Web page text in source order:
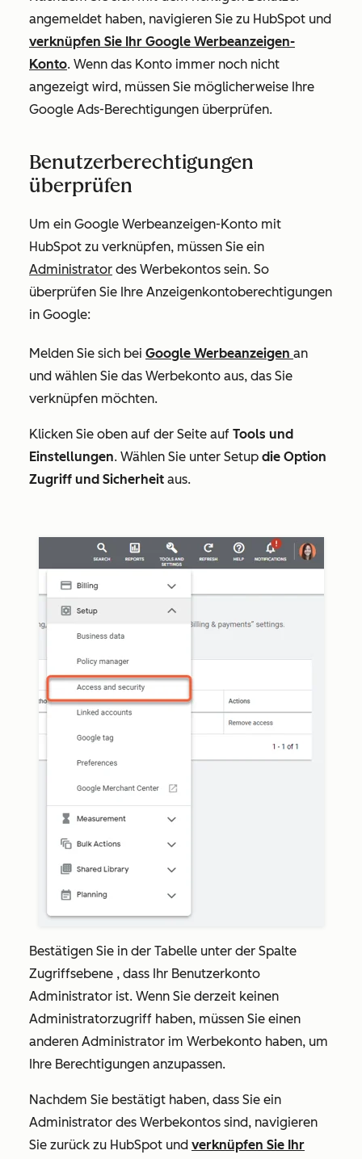
angemeldet haben, navigieren Sie zu HubSpot und
verknüpfen Sie Ihr Google Werbeanzeigen-
Konto. Wenn das Konto immer noch nicht
angezeigt wird, müssen Sie möglicherweise Ihre
Google Ads-Berechtigungen überprüfen.
Benutzerberechtigungen
überprüfen
Um ein Google Werbeanzeigen-Konto mit
HubSpot zu verknüpfen, müssen Sie ein
Administrator des Werbekontos sein. So
überprüfen Sie Ihre Anzeigenkontoberechtigungen
in Google:
Melden Sie sich bei Google Werbeanzeigen an
und wählen Sie das Werbekonto aus, das Sie
verknüpfen möchten.
Klicken Sie oben auf der Seite auf Tools und
Einstellungen. Wählen Sie unter Setup die Option
Zugriff und Sicherheit aus.
Bestätigen Sie in der Tabelle unter der Spalte
Zugriffsebene , dass Ihr Benutzerkonto
Administrator ist. Wenn Sie derzeit keinen
Administratorzugriff haben, müssen Sie einen
anderen Administrator im Werbekonto haben, um
Ihre Berechtigungen anzupassen.
Nachdem Sie bestätigt haben, dass Sie ein
Administrator des Werbekontos sind, navigieren
Sie zurück zu HubSpot und verknüpfen Sie Ihr